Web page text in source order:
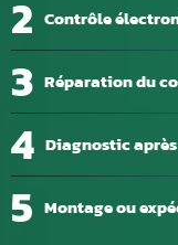
2 Contrôle
3 Réparation du
4 Diagnostic
5 Montage ou